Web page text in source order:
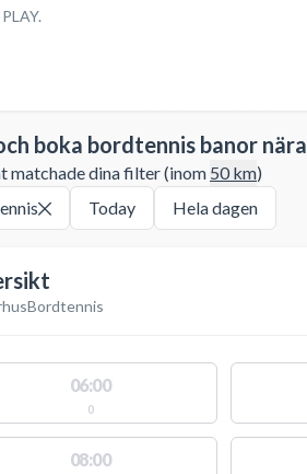
boka bordtennis banor nära
matchade dina filter (inom 50km)
Today Hela dagen
Bordtennis
06:00
0
08:00